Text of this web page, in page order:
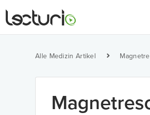
Alle Medizin Artikel